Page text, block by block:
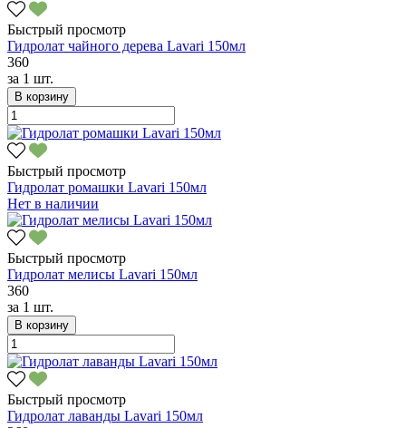
Быстрый просмотр
Гидролат чайного дерева Lavari 150мл
360
за 1 шт.
В корзину
Быстрый просмотр
Гидролат ромашки Lavari 150мл
Нет в наличии
Быстрый просмотр
Гидролат мелисы Lavari 150мл
360
за 1 шт.
В корзину
Быстрый просмотр
Гидролат лаванды Lavari 150мл